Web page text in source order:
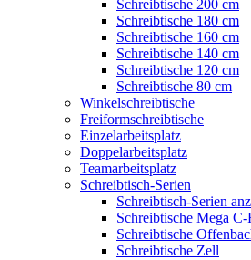
Schreibtische 200 cm
Schreibtische 180 cm
Schreibtische 160 cm
Schreibtische 140 cm
Schreibtische 120 cm
Schreibtische 80 cm
Winkelschreibtische
Freiformschreibtische
Einzelarbeitsplatz
Doppelarbeitsplatz
Teamarbeitsplatz
Schreibtisch-Serien
Schreibtisch-Serien
Schreibtische Mega C-
Schreibtische
Schreibtische Zell